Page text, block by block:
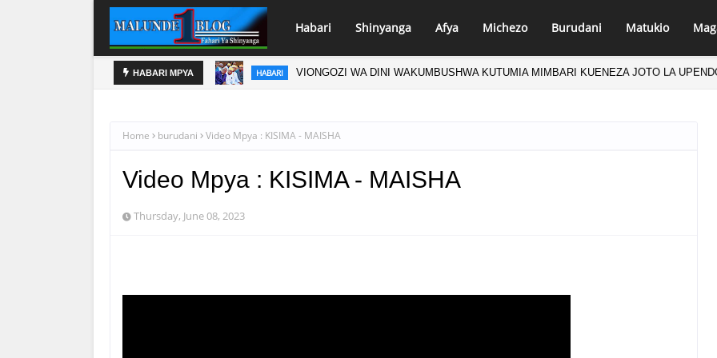
Habari Shinyanga Afya Michezo Burudani Matukio
HABARI MPYA
KULINDA AMANI YA TANZANIA HABARI MABORESHO MAKUBWA YA SERIKALI YAIPA NGUVU KAULIMBIU YA PSSSF YA
Home burudani Video Mpya : KISIMA - MAISHA
Video Mpya : KISIMA - MAISHA
Thursday, June 08, 2023